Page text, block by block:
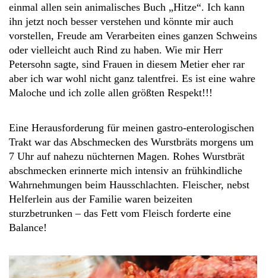
einmal allen sein animalisches Buch „Hitze“. Ich kann
ihn jetzt noch besser verstehen und könnte mir auch
vorstellen, Freude am Verarbeiten eines ganzen Schweins
oder vielleicht auch Rind zu haben. Wie mir Herr
Petersohn sagte, sind Frauen in diesem Metier eher rar
aber ich war wohl nicht ganz talentfrei. Es ist eine wahre
Maloche und ich zolle allen größten Respekt!!!
Eine Herausforderung für meinen gastro-enterologischen
Trakt war das Abschmecken des Wurstbräts morgens um
7 Uhr auf nahezu nüchternen Magen. Rohes Wurstbrät
abschmecken erinnerte mich intensiv an frühkindliche
Wahrnehmungen beim Hausschlachten. Fleischer, nebst
Helferlein aus der Familie waren beizeiten
sturzbetrunken – das Fett vom Fleisch forderte eine
Balance!